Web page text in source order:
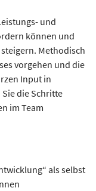
und
können und
Methodisch
vorgehen und die
Input in
die Schritte
im Team
als selbst